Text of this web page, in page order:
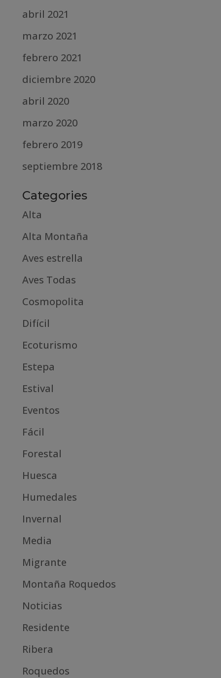
abril 2021
marzo 2021
febrero 2021
diciembre 2020
abril 2020
marzo 2020
febrero 2019
septiembre 2018
Categories
Alta
Alta Montaña
Aves estrella
Aves Todas
Cosmopolita
Difícil
Ecoturismo
Estepa
Estival
Eventos
Fácil
Forestal
Huesca
Humedales
Invernal
Media
Migrante
Montaña Roquedos
Noticias
Residente
Ribera
Roquedos